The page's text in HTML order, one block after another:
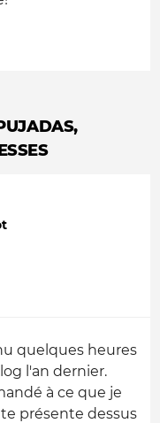
quelques heures
l'an dernier.
à ce que je
présente dessus